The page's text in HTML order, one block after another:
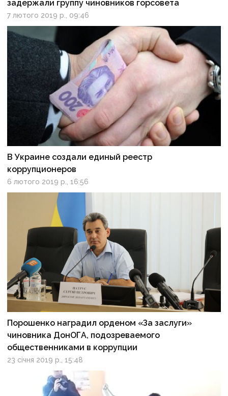
задержали группу чиновников горсовета
7 лютого 2019 р., 09:46
В Украине создали единый реестр
коррупционеров
6 лютого 2019 р., 16:56
Порошенко наградил орденом «За заслуги»
чиновника ДонОГА, подозреваемого
общественниками в коррупции
23 січня 2019 р., 15:48